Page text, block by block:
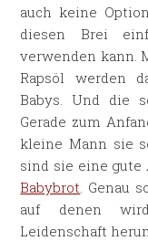
auch keine
diesen Brei
verwenden kann.
Rapsöl werden
Babys. Und die
Gerade zum
kleine Mann sie
sind sie eine gute
Babybrot. Genau
auf denen
Leidenschaft